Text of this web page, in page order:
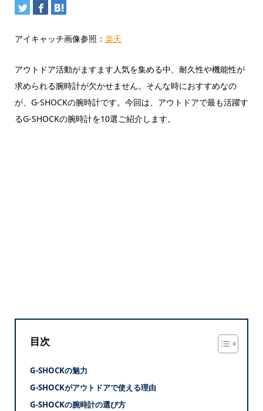
アイキャッチ画像参照： 楽天
アウトドア活動がますます人気を集める中、耐久性や機能性が
求められる腕時計が欠かせません。そんな時におすすめなの
が、G-SHOCKの腕時計です。今回は、アウトドアで最も活躍す
るG-SHOCKの腕時計を10選ご紹介します。
目次
G-SHOCKの魅力
G-SHOCKがアウトドアで使える理由
G-SHOCKの腕時計の選び方